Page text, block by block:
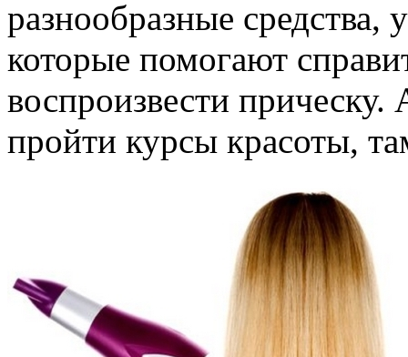
разнообразные
которые помогают
воспроизвести
пройти курсы красоты,